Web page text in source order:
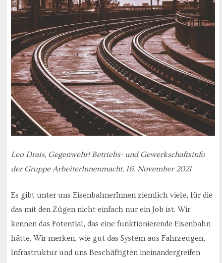
Leo Drais, Gegenwehr! Betriebs- und Gewerkschaftsinfo
der Gruppe ArbeiterInnenmacht, 16. November 2021
Es gibt unter uns EisenbahnerInnen ziemlich viele, für die
das mit den Zügen nicht einfach nur ein Job ist. Wir
kennen das Potential, das eine funktionierende Eisenbahn
hätte. Wir merken, wie gut das System aus Fahrzeugen,
Infrastruktur und uns Beschäftigten ineinandergreifen